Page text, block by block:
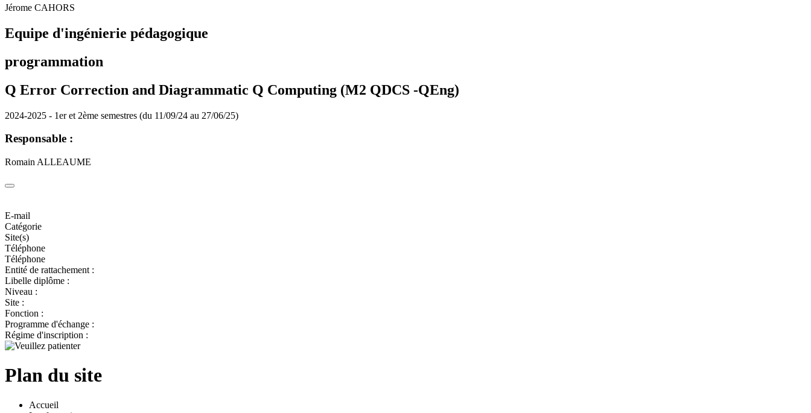
Jérome CAHORS
Equipe d'ingénierie pédagogique
programmation
Q Error Correction and Diagrammatic Q Computing (M2 QDCS -QEng)
2024-2025 - 1er et 2ème semestres (du 11/09/24 au 27/06/25)
Responsable :
Romain ALLEAUME
E-mail
Catégorie
Site(s)
Téléphone
Téléphone
Entité de rattachement :
Libelle diplôme :
Niveau :
Site :
Fonction :
Programme d'échange :
Régime d'inscription :
Plan du site
Accueil